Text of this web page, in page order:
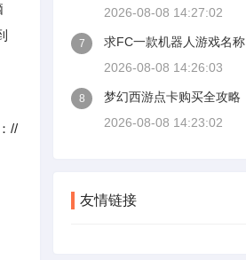
//
2026-08-08 14:27:02
7
求FC一款机器人游戏名称
2026-08-08 14:26:03
8
梦幻西游点卡购买全攻略
2026-08-08 14:23:02
友情链接